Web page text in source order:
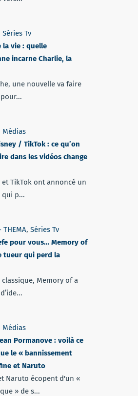
Séries Tv
la vie : quelle
incarne Charlie, la
une nouvelle va faire
Médias
/ TikTok : ce qu’on
dans les vidéos change
et TikTok ont annoncé un
p...
THEMA, Séries Tv
pour vous… Memory of
tueur qui perd la
Memory of a
Médias
Pormanove : voilà ce
le « bannissement
et Naruto
Naruto écopent d'un «
» de s...